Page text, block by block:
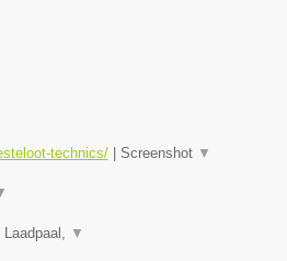
technics/| Screenshot ▼
▼